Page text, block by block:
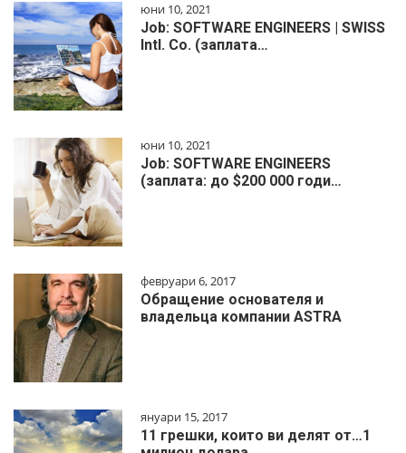
юни 10, 2021
Job: SOFTWARE ENGINEERS | SWISS
Intl. Co. (заплата…
юни 10, 2021
Job: SOFTWARE ENGINEERS
(заплата: до $200 000 годи…
февруари 6, 2017
Обращение основателя и
владельца компании ASTRA
януари 15, 2017
11 грешки, които ви делят от…1